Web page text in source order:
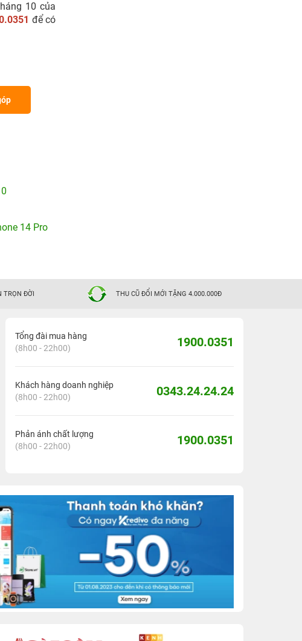
10 của
để có
14 Pro
TRỌN ĐỜI THU CŨ ĐỔI MỚI TẶNG 4.000.000Đ
Tổng đài mua hàng
(8h00 - 22h00)
1900.0351
Khách hàng doanh nghiệp
(8h00 - 22h00)
0343.24.24.24
Phản ánh chất lượng
(8h00 - 22h00)
1900.0351